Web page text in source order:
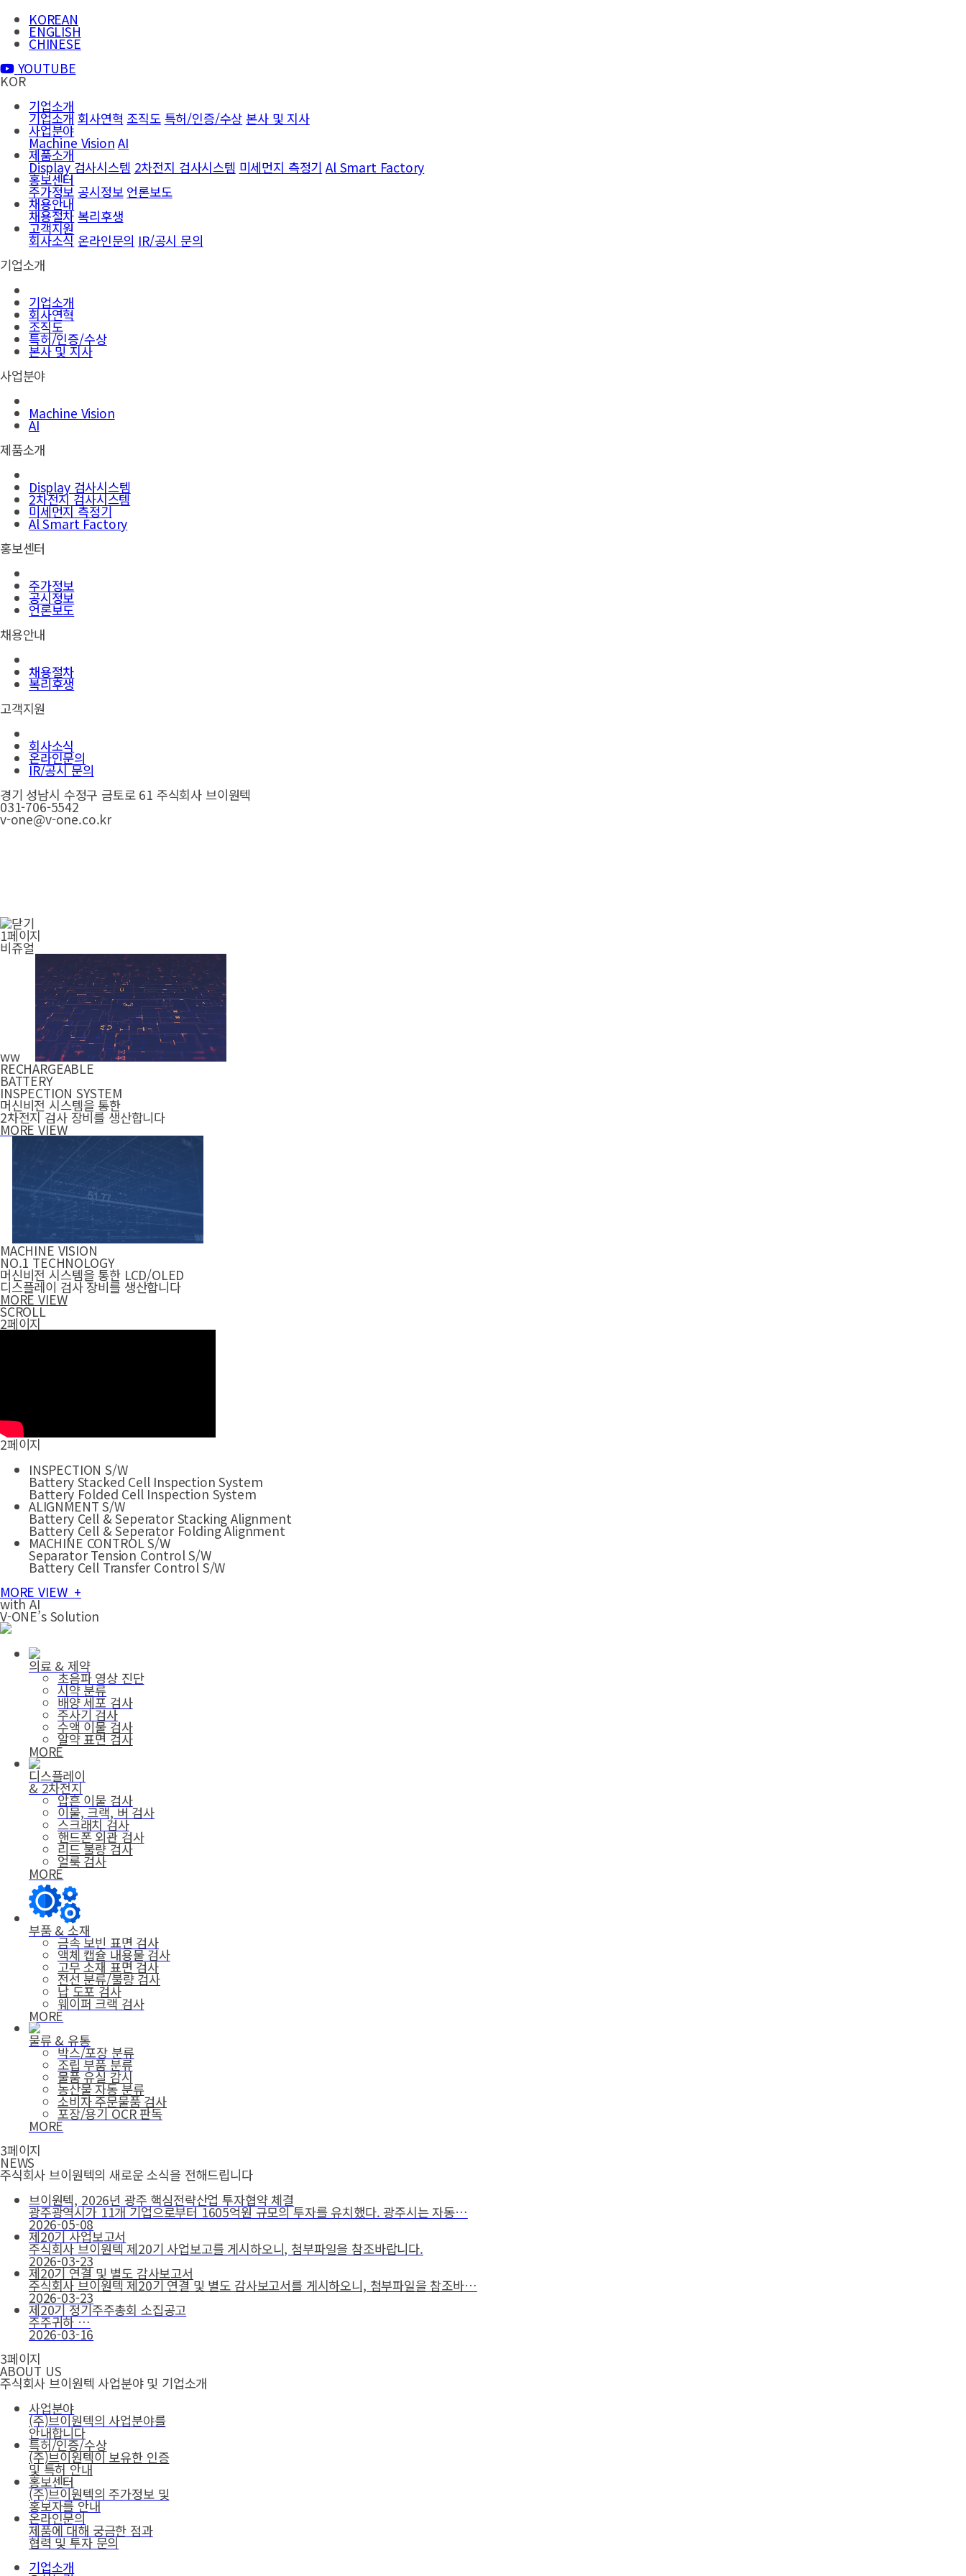
KOREAN
ENGLISH
CHINESE
YOUTUBE
KOR
기업소개
기업소개회사연혁 조직도 특허/인증/수상 본사 및 지사
사업분야
Machine Vision AI
제품소개
Display 검사시스템 2차전지 검사시스템 미세먼지 측정기 Al Smart Factory
홍보센터
주가정보 공시정보 언론보도
채용안내
채용절차 복리후생
고객지원
회사소식 온라인문의 IR/공시 문의
기업소개
기업소개
회사연혁
조직도
특허/인증/수상
본사 및 지사
사업분야
Machine Vision
AI
제품소개
Display 검사시스템
2차전지 검사시스템
미세먼지 측정기
Al Smart Factory
홍보센터
주가정보
공시정보
언론보도
채용안내
채용절차
복리후생
고객지원
회사소식
온라인문의
IR/공시 문의
경기 성남시 수정구 금토로 61 주식회사 브이원텍
031-706-5542
v-one@v-one.co.kr
1페이지
비쥬얼
ww
RECHARGEABLE
BATTERY
INSPECTION SYSTEM
머신비전 시스템을 통한
2차전지 검사 장비를 생산합니다
MORE VIEW
MACHINE VISION
NO.1 TECHNOLOGY
머신비전 시스템을 통한 LCD/OLED
디스플레이 검사 장비를 생산합니다
MORE VIEW
SCROLL
2페이지
2페이지
INSPECTION S/W
Battery Stacked Cell Inspection System
Battery Folded Cell Inspection System
ALIGNMENT S/W
Battery Cell & Seperator Stacking Alignment
Battery Cell & Seperator Folding Alignment
MACHINE CONTROL S/W
Separator Tension Control S/W
Battery Cell Transfer Control S/W
MORE VIEW +
with AI
V-ONE’s Solution
의료 & 제약
초음파 영상 진단
시약 분류
배양 세포 검사
주사기 검사
수액 이물 검사
알약 표면 검사
MORE
디스플레이
& 2차전지
압흔 이물 검사
이물, 크랙, 버 검사
스크래치 검사
핸드폰 외관 검사
리드 불량 검사
얼룩 검사
MORE
부품 & 소재
금속 보빈 표면 검사
액체 캡슐 내용물 검사
고무 소재 표면 검사
전선 분류/불량 검사
납 도포 검사
웨이퍼 크랙 검사
MORE
물류 & 유통
박스/포장 분류
조립 부품 분류
물품 유실 감시
농산물 자동 분류
소비자 주문물품 검사
포장/용기 OCR 판독
MORE
3페이지
NEWS
주식회사 브이원텍의 새로운 소식을 전해드립니다
브이원텍, 2026년 광주 핵심전략산업 투자협약 체결
광주광역시가 11개 기업으로부터 1605억원 규모의 투자를 유치했다. 광주시는 자동…
2026-05-08
제20기 사업보고서
주식회사 브이원텍 제20기 사업보고를 게시하오니, 첨부파일을 참조바랍니다.
2026-03-23
제20기 연결 및 별도 감사보고서
주식회사 브이원텍 제20기 연결 및 별도 감사보고서를 게시하오니, 첨부파일을 참조바…
2026-03-23
제20기 정기주주총회 소집공고
주주귀하 …
2026-03-16
3페이지
ABOUT US
주식회사 브이원텍 사업분야 및 기업소개
사업분야
(주)브이원텍의 사업분야를
안내합니다
특허/인증/수상
(주)브이원텍이 보유한 인증
및 특허 안내
홍보센터
(주)브이원텍의 주가정보 및
홍보자를 안내
온라인문의
제품에 대해 궁금한 점과
협력 및 투자 문의
기업소개